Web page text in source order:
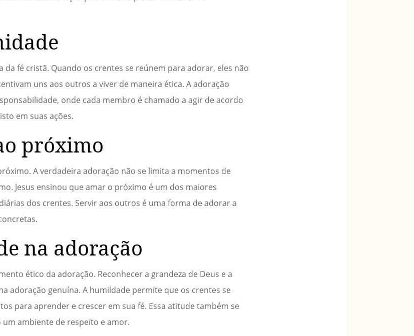
fé cristã. Quando os crentes se reúnem para adorar, eles não
uns aos outros a viver de maneira ética. A adoração
onde cada membro é chamado a agir de acordo
em suas ações.
próximo
A verdadeira adoração não se limita a momentos de
Jesus ensinou que amar o próximo é um dos maiores
dos crentes. Servir aos outros é uma forma de adorar a
na adoração
ético da adoração. Reconhecer a grandeza de Deus e a
adoração genuína. A humildade permite que os crentes se
para aprender e crescer em sua fé. Essa atitude também se
ambiente de respeito e amor.